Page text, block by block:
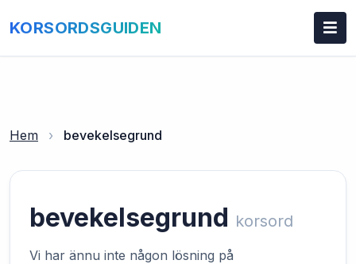
KORSORDSGUIDEN
Hem › bevekelsegrund
bevekelsegrund korsord
Vi har ännu inte någon lösning på